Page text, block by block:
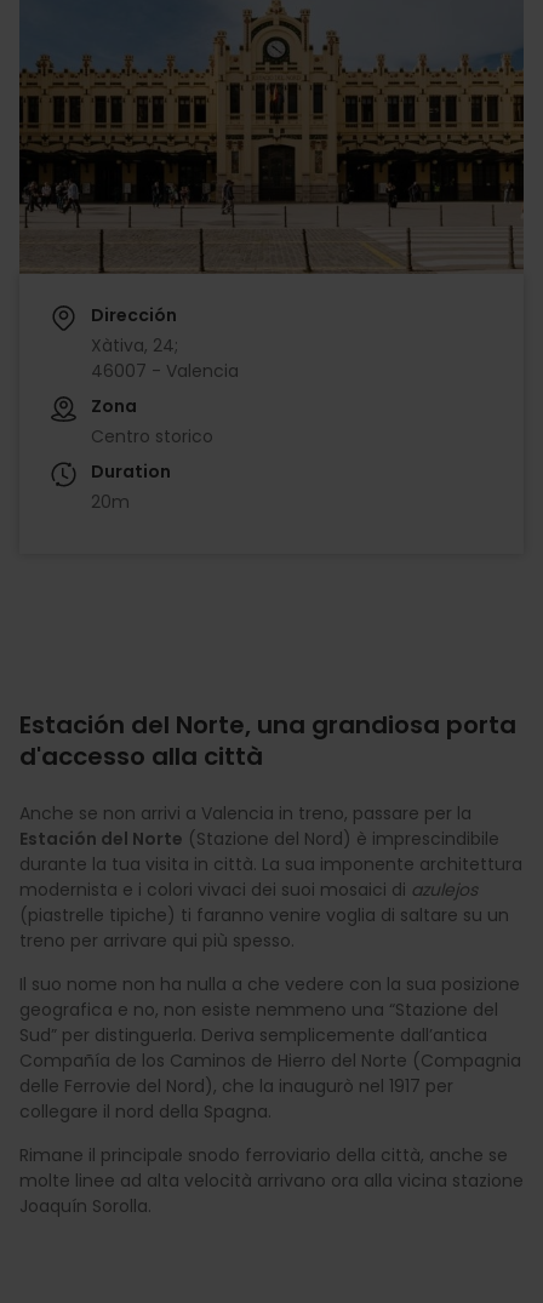
Dirección
Xàtiva, 24;
46007 - Valencia
Zona
Centro storico
Duration
20m
Estación del Norte, una grandiosa porta
d'accesso alla città
Anche se non arrivi a Valencia in treno, passare per la
Estación del Norte (Stazione del Nord) è imprescindibile
durante la tua visita in città. La sua imponente architettura
modernista e i colori vivaci dei suoi mosaici di azulejos
(piastrelle tipiche) ti faranno venire voglia di saltare su un
treno per arrivare qui più spesso.
Il suo nome non ha nulla a che vedere con la sua posizione
geografica e no, non esiste nemmeno una “Stazione del
Sud” per distinguerla. Deriva semplicemente dall’antica
Compañía de los Caminos de Hierro del Norte (Compagnia
delle Ferrovie del Nord), che la inaugurò nel 1917 per
collegare il nord della Spagna.
Rimane il principale snodo ferroviario della città, anche se
molte linee ad alta velocità arrivano ora alla vicina stazione
Joaquín Sorolla.